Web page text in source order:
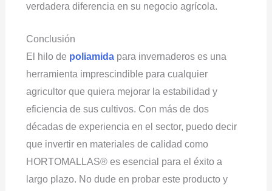
verdadera diferencia en su negocio agrícola.
Conclusión
El hilo de poliamidapara invernaderos es una
herramienta imprescindible para cualquier
agricultor que quiera mejorar la estabilidad y
eficiencia de sus cultivos. Con más de dos
décadas de experiencia en el sector, puedo decir
que invertir en materiales de calidad como
HORTOMALLAS® es esencial para el éxito a
largo plazo. No dude en probar este producto y